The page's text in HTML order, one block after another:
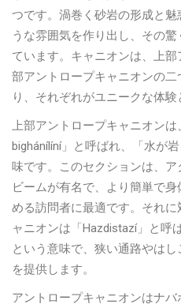
つです。渦巻く砂岩の形成と
うな雰囲気を作り出し、その
ています。キャニオンは、上
部アントロープキャニオンの
り、それぞれがユニークな体験
上部アントロープキャニオンは
bighánílíní」と呼ばれ、「水が
味です。このセクションは、
ビームが有名で、より簡単で
める訪問者に最適です。それ
ャニオンは「Hazdistazí」と呼
という意味で、狭い通路やは
を提供します。
アントロープキャニオンはナ